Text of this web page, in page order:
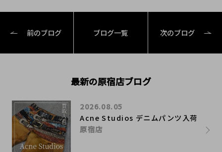
前のブログ ブログ一覧 次のブログ
最新の原宿店ブログ
Acne Studios デニムパンツ入荷
2026.08.05
原宿店